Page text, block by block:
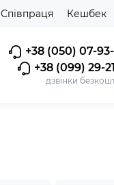
Співпраця Кешбек
+38 (050) 07-
+38 (099) 29-
дзвінки